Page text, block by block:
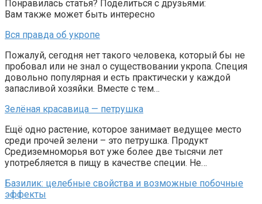
Понравилась статья? Поделиться с друзьями:
Вам также может быть интересно
Вся правда об укропе
Пожалуй, сегодня нет такого человека, который бы не
пробовал или не знал о существовании укропа. Специя
довольно популярная и есть практически у каждой
запасливой хозяйки. Вместе с тем…
Зелёная красавица — петрушка
Ещё одно растение, которое занимает ведущее место
среди прочей зелени – это петрушка. Продукт
Средиземноморья вот уже более две тысячи лет
употребляется в пищу в качестве специи. Не…
Базилик: целебные свойства и возможные побочные
эффекты